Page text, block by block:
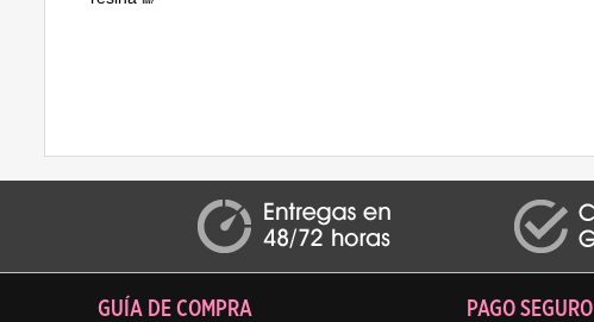
GUÍA DE COMPRA PAGO SEGURO